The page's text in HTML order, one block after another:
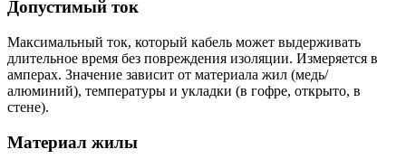
Допустимый ток
Максимальный ток, который кабель может выдерживать
длительное время без повреждения изоляции. Измеряется в
амперах. Значение зависит от материала жил (медь/
алюминий), температуры и укладки (в гофре, открыто, в
стене).
Материал жилы